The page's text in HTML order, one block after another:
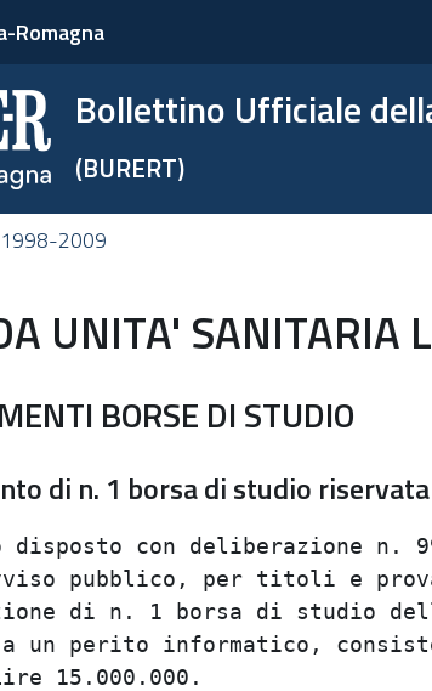
Romagna
Bollettino Ufficiale
(BURERT)
1998-2009
UNITA' SANITARIA
BORSE DI STUDIO
di n. 1 borsa di studio
disposto con
avviso pubblico,
di n. 1 borsa di
a un perito informatico,
di